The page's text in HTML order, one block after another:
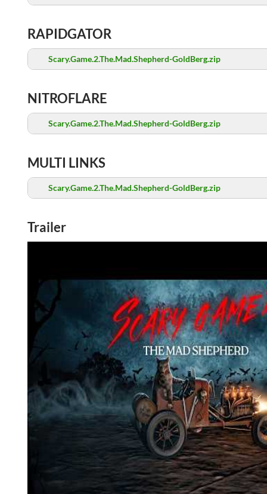
RAPIDGATOR
Scary.Game.2.The.Mad.Shepherd-GoldBerg.zip
NITROFLARE
Scary.Game.2.The.Mad.Shepherd-GoldBerg.zip
MULTI LINKS
Scary.Game.2.The.Mad.Shepherd-GoldBerg.zip
Trailer